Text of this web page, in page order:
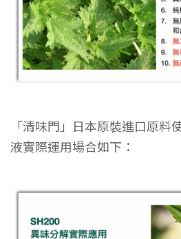
「清味門」日本原裝進口原料
液實際運用場合如下：